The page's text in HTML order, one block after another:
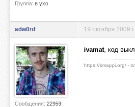
Группа: в ухо
adw0rd
Сообщения: 22959
19 октября 2009
ivamat, код
https://smappi.org/ -